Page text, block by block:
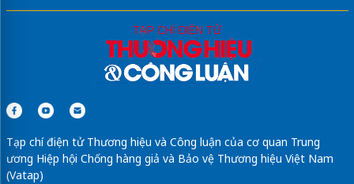
Tạp chí điện tử Thương hiệu và Công luận của cơ quan Trung
ương Hiệp hội Chống hàng giả và Bảo vệ Thương hiệu Việt Nam
(Vatap)